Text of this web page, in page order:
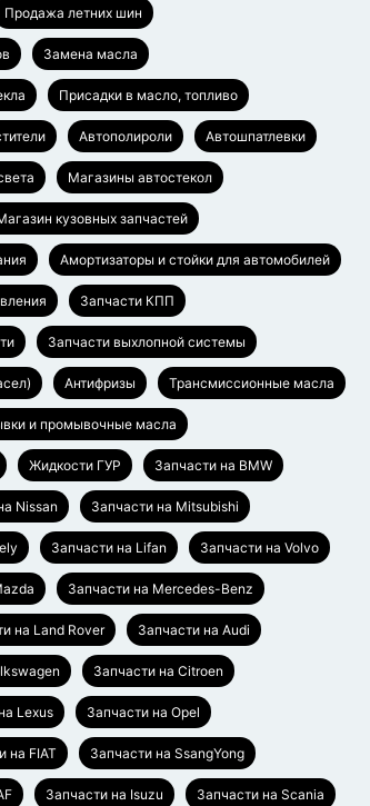
Продажа летних шин
Замена масла
Присадки в масло, топливо
Автополироли Автошпатлевки
Магазины автостекол
кузовных запчастей
Амортизаторы и стойки для автомобилей
Запчасти КПП
Запчасти выхлопной системы
Антифризы Трансмиссионные масла
и промывочные масла
Жидкости ГУР Запчасти на BMW
Nissan Запчасти на Mitsubishi
Запчасти на Lifan Запчасти на Volvo
Запчасти на Mercedes-Benz
на Land Rover Запчасти на Audi
Запчасти на Citroen
Lexus Запчасти на Opel
на FIAT Запчасти на SsangYong
Запчасти на Isuzu Запчасти на Scania